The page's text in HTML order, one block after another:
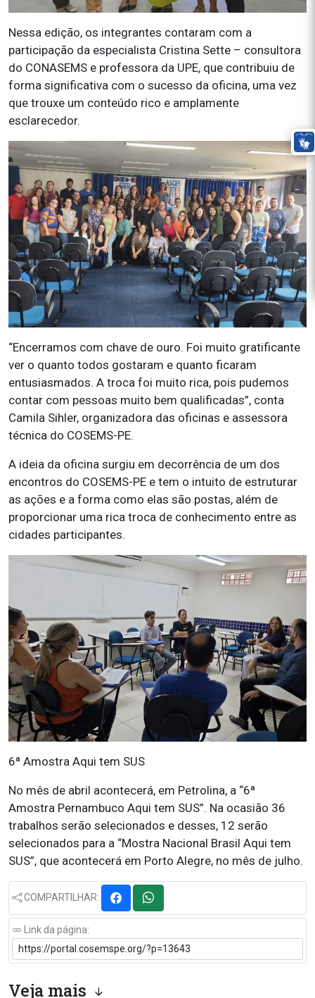
Nessa edição, os integrantes contaram com a
participação da especialista Cristina Sette – consultora
do CONASEMS e professora da UPE, que contribuiu de
forma significativa com o sucesso da oficina, uma vez
que trouxe um conteúdo rico e amplamente
esclarecedor.
“Encerramos com chave de ouro. Foi muito gratificante
ver o quanto todos gostaram e quanto ficaram
entusiasmados. A troca foi muito rica, pois pudemos
contar com pessoas muito bem qualificadas”, conta
Camila Sihler, organizadora das oficinas e assessora
técnica do COSEMS-PE.
A ideia da oficina surgiu em decorrência de um dos
encontros do COSEMS-PE e tem o intuito de estruturar
as ações e a forma como elas são postas, além de
proporcionar uma rica troca de conhecimento entre as
cidades participantes.
6ª Amostra Aqui tem SUS
No mês de abril acontecerá, em Petrolina, a “6ª
Amostra Pernambuco Aqui tem SUS”. Na ocasião 36
trabalhos serão selecionados e desses, 12 serão
selecionados para a “Mostra Nacional Brasil Aqui tem
SUS”, que acontecerá em Porto Alegre, no mês de julho.
COMPARTILHAR:
Link da página:
Veja mais